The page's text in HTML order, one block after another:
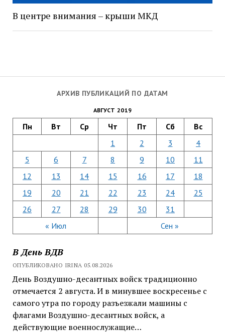
АРХИВ ПУБЛИКАЦИЙ ПО ДАТАМ
АВГУСТ 2019
Пн Вт Ср Чт Пт Сб Вс
« Июл Сен »
1 2 3
4
5
6 7 8 9 10
11
12
13 14 15 16 17
18
19
20 21 22 23 24
25
26
27 28 29 30 31
В День ВДВ
ОПУБЛИКОВАНО IRINA 05.08.2026
День Воздушно-десантных войск традиционно
отмечается 2 августа. И в минувшее воскресенье с
самого утра по городу разъезжали машины с
флагами Воздушно-десантных войск, а
действующие военнослужащие…
В центре внимания – крыши МКД